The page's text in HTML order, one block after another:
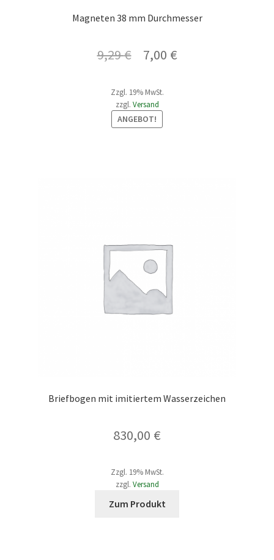
Magneten 38 mm Durchmesser
9,29€
Ursprünglicher
war:
9,29 €
7,00 €Aktueller
Zzgl. 19% MwSt.
zzgl. Versand
ANGEBOT!
Briefbogen mit imitiertem Wasserzeichen
830,00 €
Zzgl. 19% MwSt.
zzgl. Versand
Zum Produkt